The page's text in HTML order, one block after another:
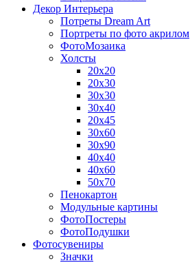
Декор Интерьера
Потреты Dream Art
Портреты по фото акрилом
ФотоМозаика
Холсты
20х20
20х30
30х30
30х40
20х45
30х60
30х90
40х40
40х60
50х70
Пенокартон
Модульные картины
ФотоПостеры
ФотоПодушки
Фотоcувениры
Значки